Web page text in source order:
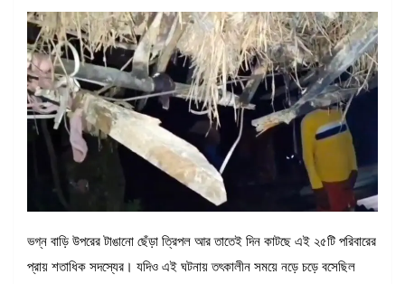
ভগ্ন বাড়ি উপরের টাঙানো ছেঁড়া ত্রিপল আর তাতেই দিন কাটছে এই ২৫টি পরিবারের
প্রায় শতাধিক সদস্যের। যদিও এই ঘটনায় তৎকালীন সময়ে নড়ে চড়ে বসেছিল